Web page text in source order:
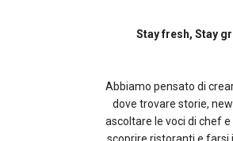
Stay fresh, Stay
Abbiamo pensato di
dove trovare storie,
ascoltare le voci di chef